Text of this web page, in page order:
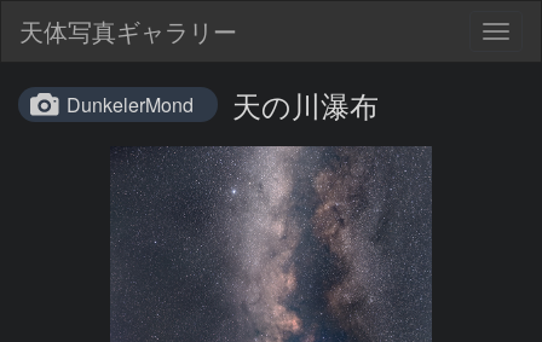
天体写真ギャラリー
DunkelerMond 天の川瀑布